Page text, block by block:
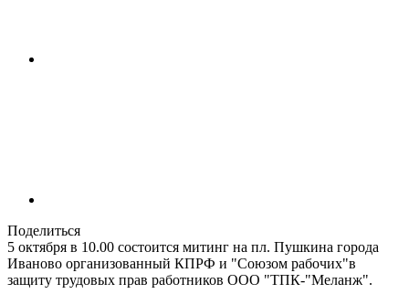
Поделиться
5 октября в 10.00 состоится митинг на пл. Пушкина города
Иваново организованный КПРФ и "Союзом рабочих"в
защиту трудовых прав работников ООО "ТПК-"Меланж".